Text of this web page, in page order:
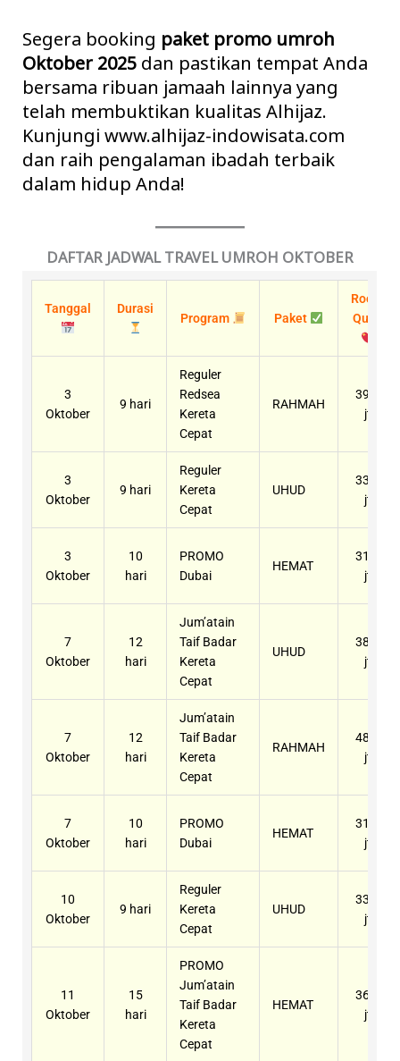
Segera booking paket promo umroh
Oktober 2025 dan pastikan tempat Anda
bersama ribuan jamaah lainnya yang
telah membuktikan kualitas Alhijaz.
Kunjungiwww.alhijaz-indowisata.com
dan raih pengalaman ibadah terbaik
dalam hidup Anda!
DAFTAR JADWAL TRAVEL UMROH OKTOBER